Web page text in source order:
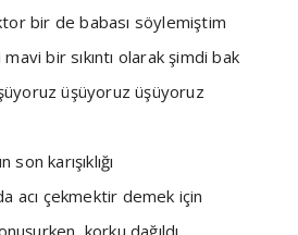
bir de babası söylemiştim
bir sıkıntı olarak şimdi bak
üşüyoruz üşüyoruz
karışıklığı
acı çekmektir demek için